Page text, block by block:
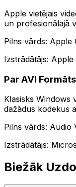
Apple vietējais
un profesionālajā
Pilns vārds: Apple
Izstrādātājs: Apple
Par AVI Formāts
Klasisks Windows
dažādus kodekus
Pilns vārds: Audio
Izstrādātājs:
Biežāk